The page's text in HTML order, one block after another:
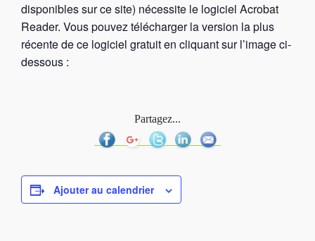
disponibles sur ce site) nécessite le logiciel Acrobat
Reader. Vous pouvez télécharger la version la plus
récente de ce logiciel gratuit en cliquant sur l’image ci-
dessous :
Partagez...
Ajouter au calendrier